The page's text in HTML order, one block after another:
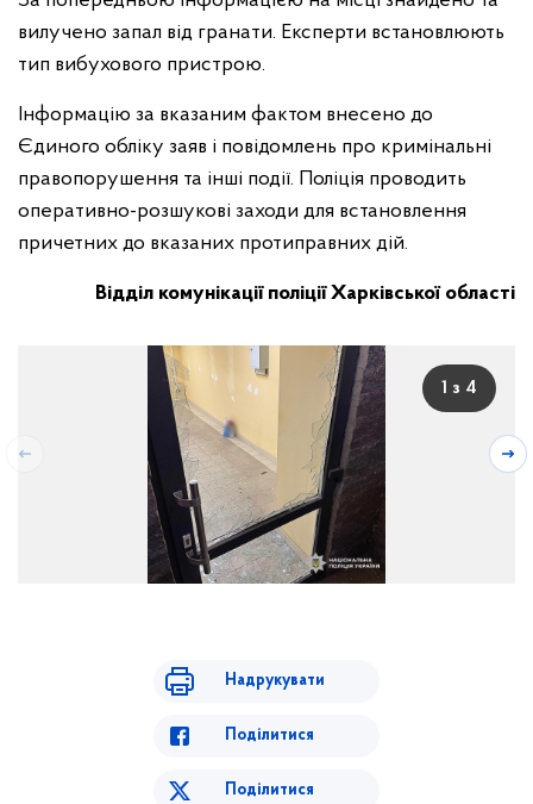
вилучено запал від гранати. Експерти встановлюють
тип вибухового пристрою.
Інформацію за вказаним фактом внесено до
Єдиного обліку заяв і повідомлень про кримінальні
правопорушення та інші події. Поліція проводить
оперативно-розшукові заходи для встановлення
причетних до вказаних протиправних дій.
Відділ комунікації поліції Харківської області
1 з 4
Надрукувати
Поділитися
Поділитися